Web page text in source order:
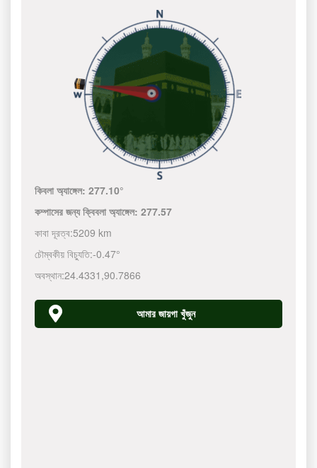
কিবলা অ্যাঙ্গেল:277.10°
কম্পাসের জন্য ক্বিবলা অ্যাঙ্গেল:277.57
কাবা দূরত্ব:5209 km
চৌম্বকীয় বিচ্যুতি:-0.47°
অবস্থান:24.4331 ,90.7866
আমার জায়গা খুঁজুন